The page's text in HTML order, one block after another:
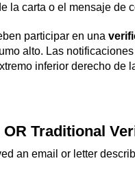
la carta o el mensaje de
participar en una
alto. Las
inferior derecho de
Traditional
an email or letter